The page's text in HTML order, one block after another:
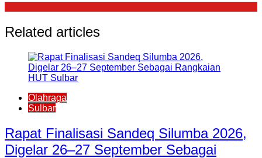
Related articles
Olahraga
Sulbar
Rapat Finalisasi Sandeq Silumba 2026,
Digelar 26–27 September Sebagai